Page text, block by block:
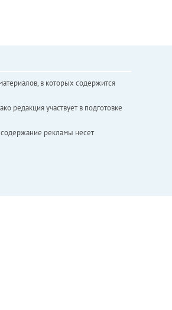
в которых содержится
редакция участвует в подготовке
содержание рекламы несет